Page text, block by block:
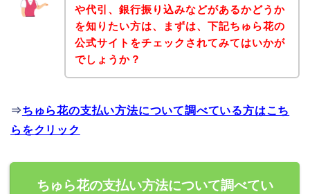
や代引、銀行振り込みなどがあるかどうか
を知りたい方は、まずは、下記ちゅら花の
公式サイトをチェックされてみてはいかが
でしょうか？
⇒ちゅら花の支払い方法について調べている方はこち
らをクリック
ちゅら花の支払い方法について調べてい